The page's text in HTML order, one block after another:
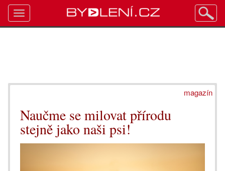
magazín
Naučme se milovat přírodu
stejně jako naši psi!
Toggle
navigation